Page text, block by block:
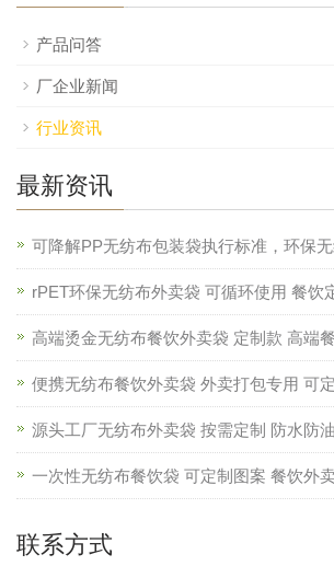
产品问答
厂企业新闻
行业资讯
最新资讯
可降解PP无纺布包装袋执行标准，环保
rPET环保无纺布外卖袋 可循环使用 餐饮
高端烫金无纺布餐饮外卖袋 定制款 高端
便携无纺布餐饮外卖袋 外卖打包专用 可
源头工厂无纺布外卖袋 按需定制 防水防
一次性无纺布餐饮袋 可定制图案 餐饮外
联系方式